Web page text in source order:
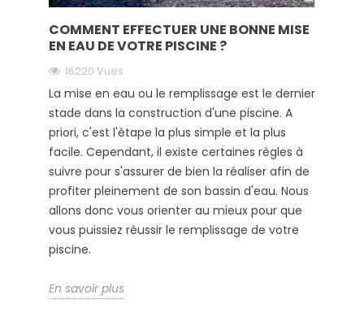
COMMENT EFFECTUER UNE BONNE MISE
EN EAU DE VOTRE PISCINE ?
16220 Vues
La mise en eau ou le remplissage est le dernier
stade dans la construction d'une piscine. A
priori, c'est l'étape la plus simple et la plus
facile. Cependant, il existe certaines règles à
suivre pour s'assurer de bien la réaliser afin de
profiter pleinement de son bassin d'eau. Nous
allons donc vous orienter au mieux pour que
vous puissiez réussir le remplissage de votre
piscine.
En savoir plus